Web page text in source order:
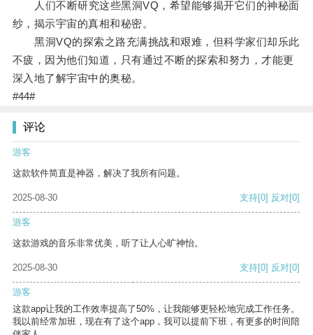
人们不断研究这些黑洞VQ，希望能够揭开它们的神秘面
纱，揭示宇宙的真相和秘密。
黑洞VQ的探索之路充满挑战和艰难，但科学家们却乐此
不疲，因为他们知道，只有通过不断的探索和努力，才能更
深入地了解宇宙中的奥秘。
#44#
评论
游客
这款软件简直是神器，解决了我所有问题。
2025-08-30 支持[0] 反对[0]
游客
这款游戏的音乐非常优美，听了让人心旷神怡。
2025-08-30 支持[0] 反对[0]
游客
这款app让我的工作效率提高了50%，让我能够更轻松地完成工作任务。
我以前经常加班，现在有了这个app，我可以提前下班，有更多的时间陪